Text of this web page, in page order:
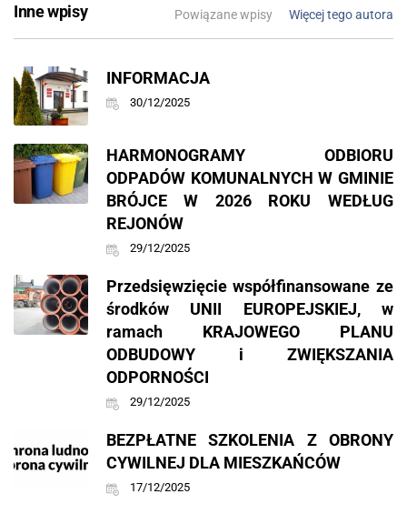
Inne wpisy Powiązane wpisy Więcej tego autora
INFORMACJA
30/12/2025
HARMONOGRAMY ODBIORU
ODPADÓW KOMUNALNYCH W GMINIE
BRÓJCE W 2026 ROKU WEDŁUG
REJONÓW
29/12/2025
Przedsięwzięcie współfinansowane ze
środków UNII EUROPEJSKIEJ, w
ramach KRAJOWEGO PLANU
ODBUDOWY i ZWIĘKSZANIA
ODPORNOŚCI
29/12/2025
BEZPŁATNE SZKOLENIA Z OBRONY
CYWILNEJ DLA MIESZKAŃCÓW
17/12/2025